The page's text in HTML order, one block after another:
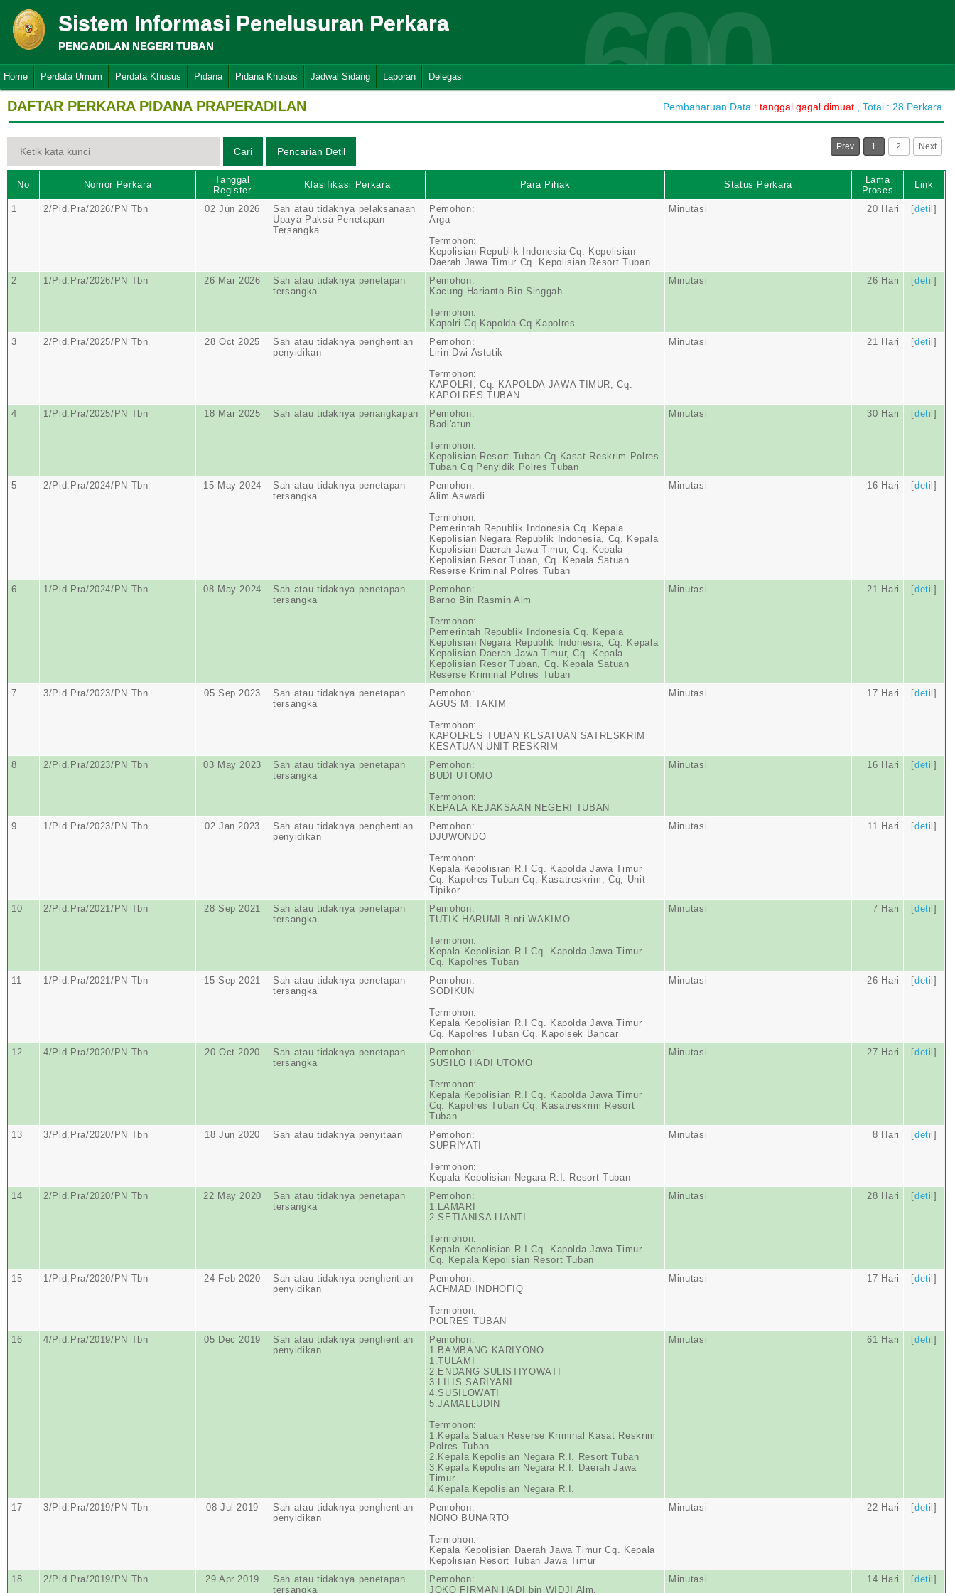
Sistem Informasi Penelusuran Perkara
PENGADILAN NEGERI TUBAN 600
Home Perdata Umum Perdata Khusus Pidana Pidana Khusus Jadwal Sidang Laporan Delegasi
DAFTAR PERKARA PIDANA PRAPERADILAN Pembaharuan Data : tanggal gagal dimuat , Total : 28 Perkara
Prev 1 2 Next
No Nomor Perkara
Tanggal
Register
Klasifikasi Perkara Para Pihak Status Perkara
Lama
Proses
Link
1 2/Pid.Pra/2026/PN Tbn 02 Jun 2026
Sah atau tidaknya pelaksanaan
Upaya Paksa Penetapan
Tersangka
Pemohon:
Arga
Termohon:
Kepolisian Republik Indonesia Cq. Kepolisian
Daerah Jawa Timur Cq. Kepolisian Resort Tuban
Minutasi 20 Hari [detil]
2 1/Pid.Pra/2026/PN Tbn 26 Mar 2026
Sah atau tidaknya penetapan
tersangka
Pemohon:
Kacung Harianto Bin Singgah
Termohon:
Kapolri Cq Kapolda Cq Kapolres
Minutasi 26 Hari [detil]
3 2/Pid.Pra/2025/PN Tbn 28 Oct 2025
Sah atau tidaknya penghentian
penyidikan
Pemohon:
Lirin Dwi Astutik
Termohon:
KAPOLRI, Cq. KAPOLDA JAWA TIMUR, Cq.
KAPOLRES TUBAN
Minutasi 21 Hari [detil]
4 1/Pid.Pra/2025/PN Tbn 18 Mar 2025 Sah atau tidaknya penangkapan
Pemohon:
Badi'atun
Termohon:
Kepolisian Resort Tuban Cq Kasat Reskrim Polres
Tuban Cq Penyidik Polres Tuban
Minutasi 30 Hari [detil]
5 2/Pid.Pra/2024/PN Tbn 15 May 2024
Sah atau tidaknya penetapan
tersangka
Pemohon:
Alim Aswadi
Termohon:
Pemerintah Republik Indonesia Cq. Kepala
Kepolisian Negara Republik Indonesia, Cq. Kepala
Kepolisian Daerah Jawa Timur, Cq. Kepala
Kepolisian Resor Tuban, Cq. Kepala Satuan
Reserse Kriminal Polres Tuban
Minutasi 16 Hari [detil]
6 1/Pid.Pra/2024/PN Tbn 08 May 2024
Sah atau tidaknya penetapan
tersangka
Pemohon:
Barno Bin Rasmin Alm
Termohon:
Pemerintah Republik Indonesia Cq. Kepala
Kepolisian Negara Republik Indonesia, Cq. Kepala
Kepolisian Daerah Jawa Timur, Cq. Kepala
Kepolisian Resor Tuban, Cq. Kepala Satuan
Reserse Kriminal Polres Tuban
Minutasi 21 Hari [detil]
7 3/Pid.Pra/2023/PN Tbn 05 Sep 2023
Sah atau tidaknya penetapan
tersangka
Pemohon:
AGUS M. TAKIM
Termohon:
KAPOLRES TUBAN KESATUAN SATRESKRIM
KESATUAN UNIT RESKRIM
Minutasi 17 Hari [detil]
8 2/Pid.Pra/2023/PN Tbn 03 May 2023
Sah atau tidaknya penetapan
tersangka
Pemohon:
BUDI UTOMO
Termohon:
KEPALA KEJAKSAAN NEGERI TUBAN
Minutasi 16 Hari [detil]
9 1/Pid.Pra/2023/PN Tbn 02 Jan 2023
Sah atau tidaknya penghentian
penyidikan
Pemohon:
DJUWONDO
Termohon:
Kepala Kepolisian R.I Cq. Kapolda Jawa Timur
Cq. Kapolres Tuban Cq, Kasatreskrim, Cq, Unit
Tipikor
Minutasi 11 Hari [detil]
10 2/Pid.Pra/2021/PN Tbn 28 Sep 2021
Sah atau tidaknya penetapan
tersangka
Pemohon:
TUTIK HARUMI Binti WAKIMO
Termohon:
Kepala Kepolisian R.I Cq. Kapolda Jawa Timur
Cq. Kapolres Tuban
Minutasi 7 Hari [detil]
11 1/Pid.Pra/2021/PN Tbn 15 Sep 2021
Sah atau tidaknya penetapan
tersangka
Pemohon:
SODIKUN
Termohon:
Kepala Kepolisian R.I Cq. Kapolda Jawa Timur
Cq. Kapolres Tuban Cq. Kapolsek Bancar
Minutasi 26 Hari [detil]
12 4/Pid.Pra/2020/PN Tbn 20 Oct 2020
Sah atau tidaknya penetapan
tersangka
Pemohon:
SUSILO HADI UTOMO
Termohon:
Kepala Kepolisian R.I Cq. Kapolda Jawa Timur
Cq. Kapolres Tuban Cq. Kasatreskrim Resort
Tuban
Minutasi 27 Hari [detil]
13 3/Pid.Pra/2020/PN Tbn 18 Jun 2020 Sah atau tidaknya penyitaan
Pemohon:
SUPRIYATI
Termohon:
Kepala Kepolisian Negara R.I. Resort Tuban
Minutasi 8 Hari [detil]
14 2/Pid.Pra/2020/PN Tbn 22 May 2020
Sah atau tidaknya penetapan
tersangka
Pemohon:
1.LAMARI
2.SETIANISA LIANTI
Termohon:
Kepala Kepolisian R.I Cq. Kapolda Jawa Timur
Cq. Kepala Kepolisian Resort Tuban
Minutasi 28 Hari [detil]
15 1/Pid.Pra/2020/PN Tbn 24 Feb 2020
Sah atau tidaknya penghentian
penyidikan
Pemohon:
ACHMAD INDHOFIQ
Termohon:
POLRES TUBAN
Minutasi 17 Hari [detil]
16 4/Pid.Pra/2019/PN Tbn 05 Dec 2019
Sah atau tidaknya penghentian
penyidikan
Pemohon:
1.BAMBANG KARIYONO
1.TULAMI
2.ENDANG SULISTIYOWATI
3.LILIS SARIYANI
4.SUSILOWATI
5.JAMALLUDIN
Termohon:
1.Kepala Satuan Reserse Kriminal Kasat Reskrim
Polres Tuban
2.Kepala Kepolisian Negara R.I. Resort Tuban
3.Kepala Kepolisian Negara R.I. Daerah Jawa
Timur
4.Kepala Kepolisian Negara R.I.
Minutasi 61 Hari [detil]
17 3/Pid.Pra/2019/PN Tbn 08 Jul 2019
Sah atau tidaknya penghentian
penyidikan
Pemohon:
NONO BUNARTO
Termohon:
Kepala Kepolisian Daerah Jawa Timur Cq. Kepala
Kepolisian Resort Tuban Jawa Timur
Minutasi 22 Hari [detil]
18 2/Pid.Pra/2019/PN Tbn 29 Apr 2019
Sah atau tidaknya penetapan
tersangka
Pemohon:
JOKO FIRMAN HADI bin WIDJI Alm.
Minutasi 14 Hari [detil]